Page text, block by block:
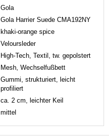
Gola
Gola Harrier Suede CMA192NY
khaki-orange spice
Veloursleder
High-Tech, Textil, tw. gepolstert
Mesh, Wechselfußbett
Gummi, strukturiert, leicht
profiliert
ca. 2 cm, leichter Keil
mittel